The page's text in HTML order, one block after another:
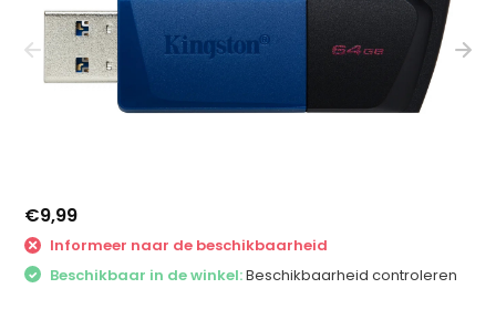
€9,99
Informeer naar de beschikbaarheid
Beschikbaar in de winkel:Beschikbaarheid controleren